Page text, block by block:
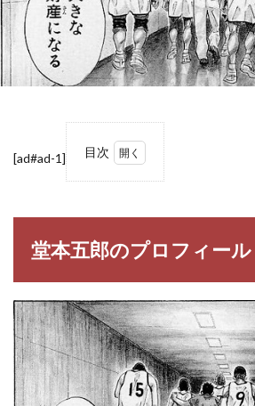
[ad#ad-1] 目次
ロフ
ィー
1.1
堂本
五郎
（ど
うも
と ご
ろ
堂本五郎のプロフィール